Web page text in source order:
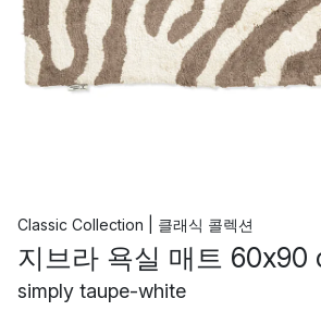
Classic Collection | 클래식 콜렉션
지브라 욕실 매트 60x90
simply taupe-white